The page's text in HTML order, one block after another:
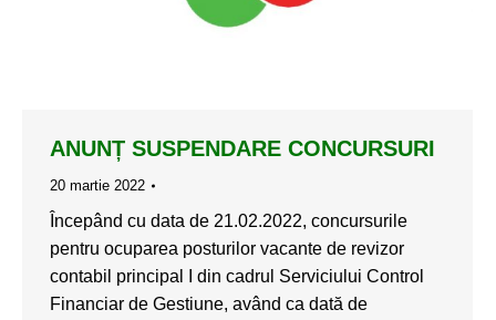
ANUNȚ SUSPENDARE CONCURSURI
20 martie 2022
Începând cu data de 21.02.2022, concursurile
pentru ocuparea posturilor vacante de revizor
contabil principal I din cadrul Serviciului Control
Financiar de Gestiune, având ca dată de